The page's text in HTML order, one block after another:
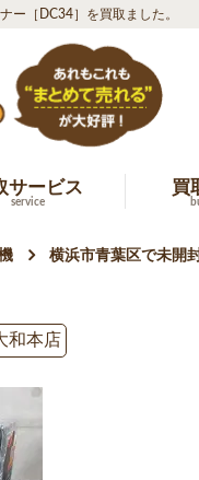
ー［DC34］を買取ました。
サービス
service
買
横浜市青葉区で未開
和本店